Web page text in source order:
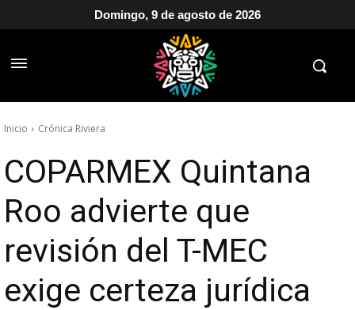
Domingo, 9 de agosto de 2026
Inicio Crónica Riviera
COPARMEX Quintana
Roo advierte que
revisión del T-MEC
exige certeza jurídica